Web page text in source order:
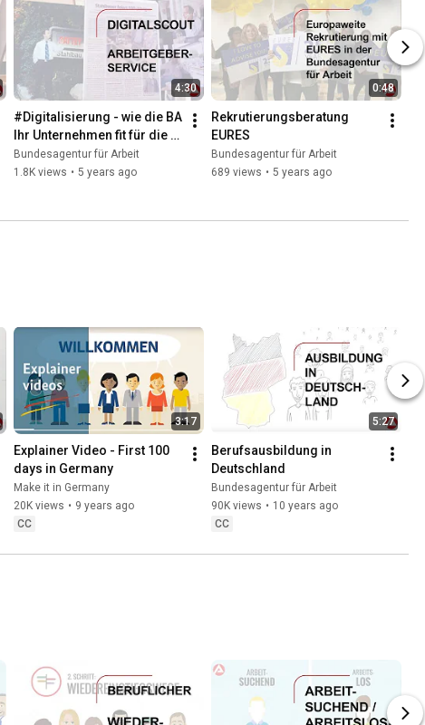
4:30
#Digitalisierung - wie die BA
Ihr Unternehmen fit für die
Zukunft macht
Bundesagentur für Arbeit
1.8K views • 5 years ago
0:48
Rekrutierungsberatung
EURES
Bundesagentur für Arbeit
689 views • 5 years ago
3:17
Explainer Video - First 100
days in Germany
Make it in Germany
20K views • 9 years ago
CC
5:27
Berufsausbildung in
Deutschland
Bundesagentur für Arbeit
90K views • 10 years ago
CC